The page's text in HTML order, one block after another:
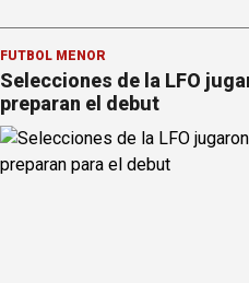
FÚTBOL MENOR
Selecciones de la LFO
preparan el debut